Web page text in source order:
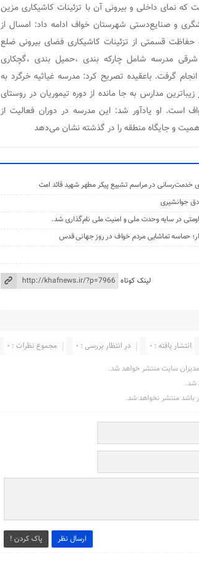
که نمای داخلی و بیرونی آن با تزئینات کاشیکاری مزین
و صنایع‌دستی شهرستان خواف ادامه داد: امسال از
قسمتی از تزئینات کاشیکاری فضای بیرونی ضلع
مدرسه شامل چارکه بندی ،حمیل بندی ،گچکاری
گرفت. باعقیده تصریح کرد: مدرسه غیاثیه خرگرد به
مدارس به جا مانده از دوره تیموریان در روستای
از شهر خواف است. او یادآور شد: این مدرسه در دوران فعالیت از
و جایگاه منطقه را در گذشته نشان می‌دهد
در مراسم تشییع پیکر مطهر شهید قائد امت
جوانشیری
حماسه تماشایی مردم خواف در روز جهانی قدس
لینک کوتاه
مجموع نظرات : ۰ در انتظار بررسی : ۰ انتشار یافته : ۰
سایت منتشر خواهد شد.
شد.
باشد منتشر نخواهد شد.
ارسال نظر پاک کردن !